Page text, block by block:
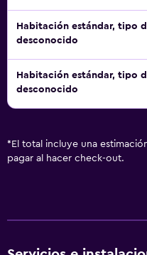
Habitación estándar, tipo
desconocido
Habitación estándar, tipo
desconocido
* El total incluye una
pagar al hacer check-out.